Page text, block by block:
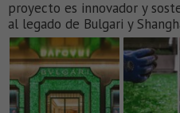
proyecto es innovador y
al legado de Bulgari y